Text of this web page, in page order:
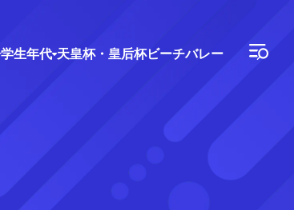
学生年代 天皇杯・皇后杯ビーチバレー